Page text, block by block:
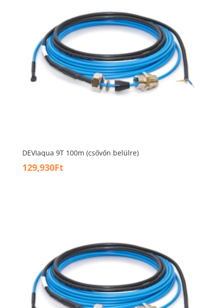
DEVIaqua 9T 100m (csővőn belülre)
129,930Ft